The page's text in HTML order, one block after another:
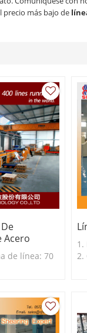
más bajo de
Acero
de línea: 70
2.